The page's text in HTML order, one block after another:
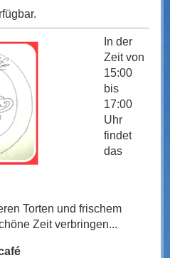
In der
Zeit von
15:00
bis
17:00
Uhr
findet
das
Torten und frischem
Zeit verbringen...